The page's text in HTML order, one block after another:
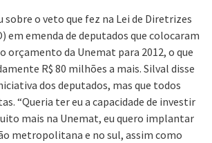
sobre o veto que fez na Lei de Diretrizes
em emenda de deputados que colocaram
orçamento da Unemat para 2012, o que
R$ 80 milhões a mais. Silval disse
dos deputados, mas que todos
“Queria ter eu a capacidade de investir
mais na Unemat, eu quero implantar
metropolitana e no sul, assim como